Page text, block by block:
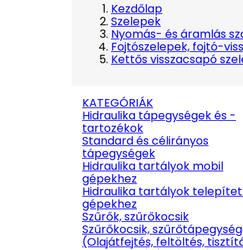
Kezdőlap
Szelepek
Nyomás- és áramlás
Fojtószelepek, fojtó-
Kettős visszacsapó
KATEGÓRIÁK
Hidraulika tápegységek és -
tartozékok
Standard és célirányos
tápegységek
Hidraulika tartályok mobil
gépekhez
Hidraulika tartályok
gépekhez
Szűrők, szűrőkocsik
Szűrőkocsik,
(Olajátfejtés, feltöltés,